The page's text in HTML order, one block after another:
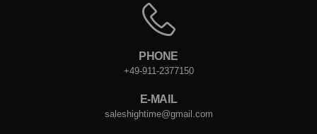
PHONE
+49-911-2377150
E-MAIL
saleshightime@gmail.com